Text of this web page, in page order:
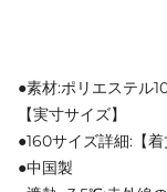
●素材:ポリエステル
【実寸サイズ】
●160サイズ詳細:【
●中国製